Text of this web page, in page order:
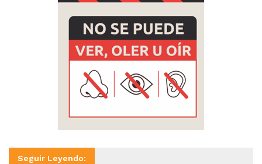
Seguir Leyendo: